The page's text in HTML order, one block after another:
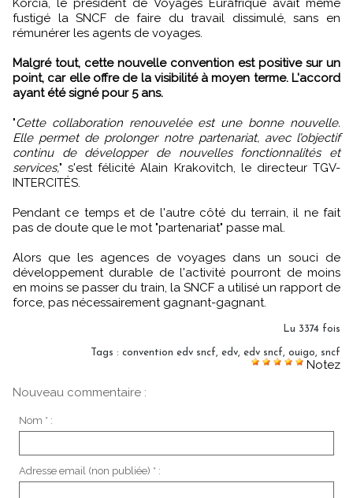
Korcia, le président de Voyages Eurafrique avait même
fustigé la SNCF de faire du travail dissimulé, sans en
rémunérer les agents de voyages.
Malgré tout, cette nouvelle convention est positive sur un
point, car elle offre de la visibilité à moyen terme. L'accord
ayant été signé pour 5 ans.
"Cette collaboration renouvelée est une bonne nouvelle.
Elle permet de prolonger notre partenariat, avec l’objectif
continu de développer de nouvelles fonctionnalités et
services," s'est félicité Alain Krakovitch, le directeur TGV-
INTERCITÉS.
Pendant ce temps et de l'autre côté du terrain, il ne fait
pas de doute que le mot "partenariat" passe mal.
Alors que les agences de voyages dans un souci de
développement durable de l'activité pourront de moins
en moins se passer du train, la SNCF a utilisé un rapport de
force, pas nécessairement gagnant-gagnant.
Lu 3374 fois
Tags : convention edv sncf, edv, edv sncf, ouigo, sncf
Notez
Nouveau commentaire :
Nom * :
Adresse email (non publiée) * :